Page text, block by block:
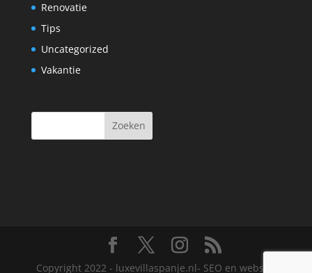
Renovatie
Tips
Uncategorized
Vakantie
Copyright 2022 - luxevillaspanje.nl- SEO en website